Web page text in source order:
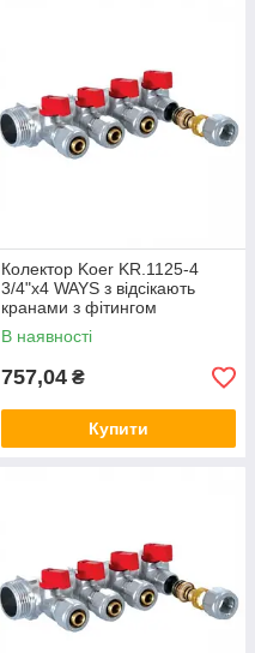
Колектор Koer KR.1125-4
3/4"x4 WAYS з відсікають
кранами з фітингом
В наявності
757,04 ₴
Купити